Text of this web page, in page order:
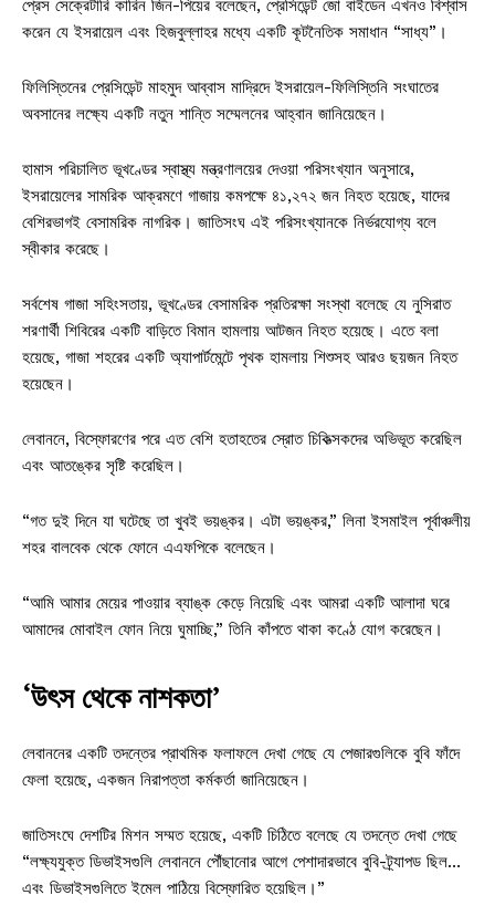
প্রেস সেক্রেটারি কারিন জিন-পিয়ের বলেছেন, প্রেসিডেন্ট জো বাইডেন এখনও বিশ্বাস
করেন যে ইসরায়েল এবং হিজবুল্লাহর মধ্যে একটি কূটনৈতিক সমাধান “সাধ্য”।
ফিলিস্তিনের প্রেসিডেন্ট মাহমুদ আব্বাস মাদ্রিদে ইসরায়েল-ফিলিস্তিনি সংঘাতের
অবসানের লক্ষ্যে একটি নতুন শান্তি সম্মেলনের আহ্বান জানিয়েছেন।
হামাস পরিচালিত ভূখণ্ডের স্বাস্থ্য মন্ত্রণালয়ের দেওয়া পরিসংখ্যান অনুসারে,
ইসরায়েলের সামরিক আক্রমণে গাজায় কমপক্ষে ৪১,২৭২ জন নিহত হয়েছে, যাদের
বেশিরভাগই বেসামরিক নাগরিক। জাতিসংঘ এই পরিসংখ্যানকে নির্ভরযোগ্য বলে
স্বীকার করেছে।
সর্বশেষ গাজা সহিংসতায়, ভূখণ্ডের বেসামরিক প্রতিরক্ষা সংস্থা বলেছে যে নুসিরাত
শরণার্থী শিবিরের একটি বাড়িতে বিমান হামলায় আটজন নিহত হয়েছে। এতে বলা
হয়েছে, গাজা শহরের একটি অ্যাপার্টমেন্টে পৃথক হামলায় শিশুসহ আরও ছয়জন নিহত
হয়েছেন।
লেবাননে, বিস্ফোরণের পরে এত বেশি হতাহতের স্রোত চিকিত্সকদের অভিভূত করেছিল
এবং আতঙ্কের সৃষ্টি করেছিল।
“গত দুই দিনে যা ঘটেছে তা খুবই ভয়ঙ্কর। এটা ভয়ঙ্কর,” লিনা ইসমাইল পূর্বাঞ্চলীয়
শহর বালবেক থেকে ফোনে এএফপিকে বলেছেন।
“আমি আমার মেয়ের পাওয়ার ব্যাঙ্ক কেড়ে নিয়েছি এবং আমরা একটি আলাদা ঘরে
আমাদের মোবাইল ফোন নিয়ে ঘুমাচ্ছি,” তিনি কাঁপতে থাকা কণ্ঠে যোগ করেছেন।
‘উৎস থেকে নাশকতা’
লেবাননের একটি তদন্তের প্রাথমিক ফলাফলে দেখা গেছে যে পেজারগুলিকে বুবি ফাঁদে
ফেলা হয়েছে, একজন নিরাপত্তা কর্মকর্তা জানিয়েছেন।
জাতিসংঘে দেশটির মিশন সম্মত হয়েছে, একটি চিঠিতে বলেছে যে তদন্তে দেখা গেছে
“লক্ষ্যযুক্ত ডিভাইসগুলি লেবাননে পৌঁছানোর আগে পেশাদারভাবে বুবি-ট্র্যাপড ছিল…
এবং ডিভাইসগুলিতে ইমেল পাঠিয়ে বিস্ফোরিত হয়েছিল।”